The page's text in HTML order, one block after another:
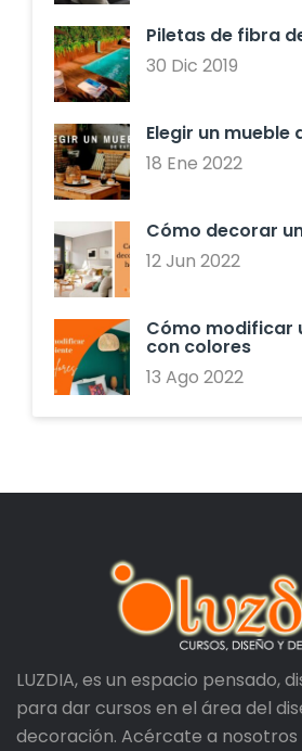
Piletas de fibra
30 Dic 2019
Elegir un mueble
18 Ene 2022
Cómo decorar
12 Jun 2022
Cómo modificar
con colores
13 Ago 2022
LUZDIA, es un espacio pensado,
para dar cursos en el área del
decoración. Acércate a nosotros